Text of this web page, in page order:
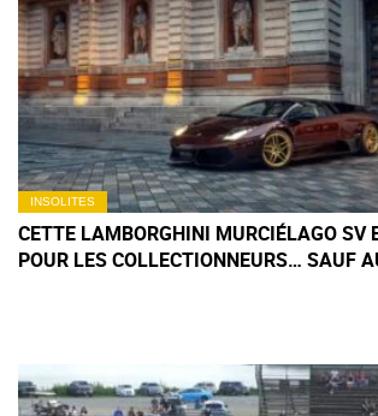
INSOLITES
CETTE LAMBORGHINI MURCIÉLAGO SV
POUR LES COLLECTIONNEURS… SAUF